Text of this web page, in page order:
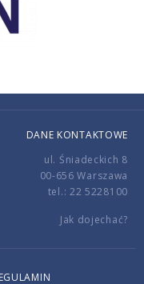
DANE KONTAKTOWE
ul. Śniadeckich 8
00-656 Warszawa
tel.: 22 5228100
Jak dojechać?